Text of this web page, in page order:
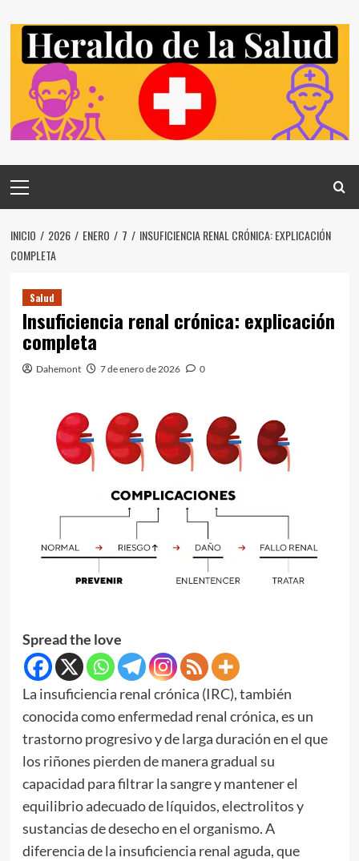
contenido
principal
INICIO 2026 ENERO 7
INSUFICIENCIA RENAL CRÓNICA: EXPLICACIÓN
COMPLETA
Salud
Insuficiencia renal crónica: explicación
completa
Dahemont 7 de enero de 2026 0
Spread the love
La insuficiencia renal crónica (IRC), también
conocida como enfermedad renal crónica, es un
trastorno progresivo y de larga duración en el que
los riñones pierden de manera gradual su
capacidad para filtrar la sangre y mantener el
equilibrio adecuado de líquidos, electrolitos y
sustancias de desecho en el organismo. A
diferencia de la insuficiencia renal aguda, que